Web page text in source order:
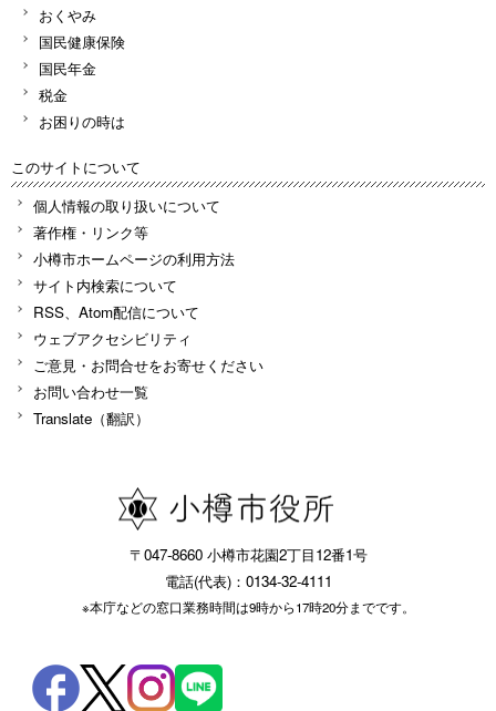
おくやみ
国民健康保険
国民年金
税金
お困りの時は
このサイトについて
個人情報の取り扱いについて
著作権・リンク等
小樽市ホームページの利用方法
サイト内検索について
RSS、Atom配信について
ウェブアクセシビリティ
ご意見・お問合せをお寄せください
お問い合わせ一覧
Translate（翻訳）
〒047-8660 小樽市花園2丁目12番1号
電話(代表)：0134-32-4111
※本庁などの窓口業務時間は9時から17時20分までです。